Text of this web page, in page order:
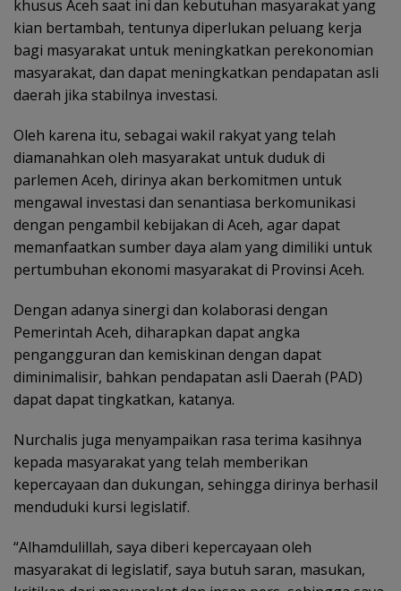
khusus Aceh saat ini dan kebutuhan masyarakat yang
kian bertambah, tentunya diperlukan peluang kerja
bagi masyarakat untuk meningkatkan perekonomian
masyarakat, dan dapat meningkatkan pendapatan asli
daerah jika stabilnya investasi.
Oleh karena itu, sebagai wakil rakyat yang telah
diamanahkan oleh masyarakat untuk duduk di
parlemen Aceh, dirinya akan berkomitmen untuk
mengawal investasi dan senantiasa berkomunikasi
dengan pengambil kebijakan di Aceh, agar dapat
memanfaatkan sumber daya alam yang dimiliki untuk
pertumbuhan ekonomi masyarakat di Provinsi Aceh.
Dengan adanya sinergi dan kolaborasi dengan
Pemerintah Aceh, diharapkan dapat angka
pengangguran dan kemiskinan dengan dapat
diminimalisir, bahkan pendapatan asli Daerah (PAD)
dapat dapat tingkatkan, katanya.
Nurchalis juga menyampaikan rasa terima kasihnya
kepada masyarakat yang telah memberikan
kepercayaan dan dukungan, sehingga dirinya berhasil
menduduki kursi legislatif.
“Alhamdulillah, saya diberi kepercayaan oleh
masyarakat di legislatif, saya butuh saran, masukan,